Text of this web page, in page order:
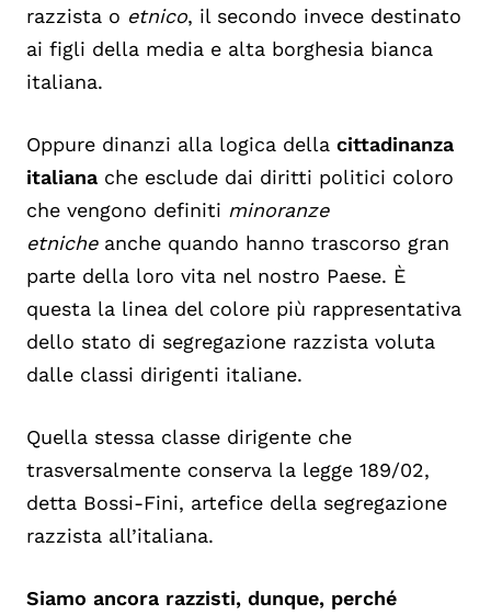
razzista o etnico, il secondo invece destinato
ai figli della media e alta borghesia bianca
italiana.
Oppure dinanzi alla logica della cittadinanza
italiana che esclude dai diritti politici coloro
che vengono definiti minoranze
etnicheanche quando hanno trascorso gran
parte della loro vita nel nostro Paese. È
questa la linea del colore più rappresentativa
dello stato di segregazione razzista voluta
dalle classi dirigenti italiane.
Quella stessa classe dirigente che
trasversalmente conserva la legge 189/02,
detta Bossi-Fini, artefice della segregazione
razzista all’italiana.
Siamo ancora razzisti, dunque, perché